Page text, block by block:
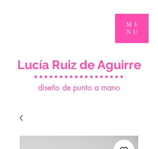
diseño de punto a mano
Lucía Ruiz de Aguirre
ME
NU